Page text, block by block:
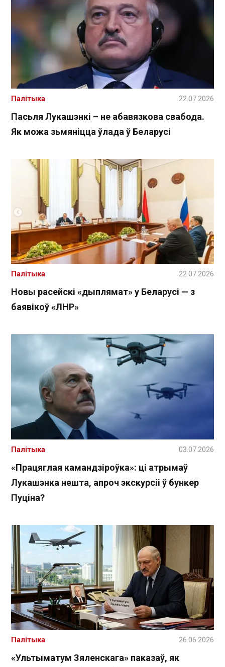
Пасьля Лукашэнкі – не абавязкова свабода.
Як можа зьмяніцца ўлада ў Беларусі
Палітыка 22.07.2026
Новы расейскі «дыплямат» у Беларусі — з
баявікоў «ЛНР»
Палітыка 22.07.2026
«Працяглая камандзіроўка»: ці атрымаў
Лукашэнка нешта, апроч экскурсіі ў бункер
Пуціна?
Палітыка 03.07.2026
«Ультыматум Зяленскага» паказаў, як
Палітыка 26.06.2026